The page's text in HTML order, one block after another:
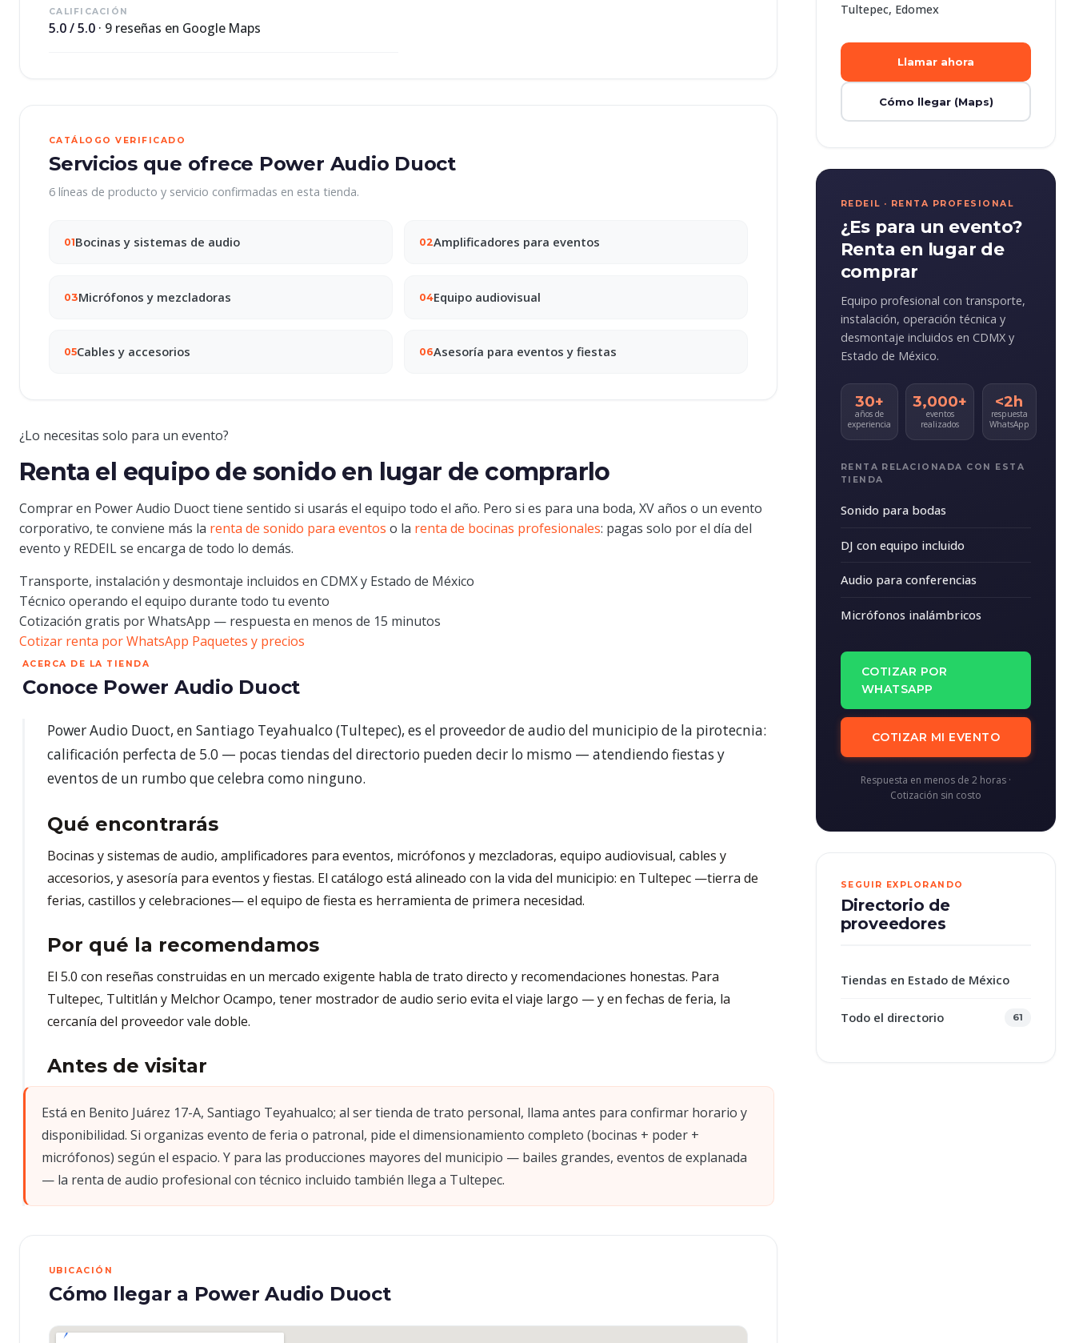
CALIFICACIÓN
5.0 / 5.0 · 9 reseñas en Google Maps
CATÁLOGO VERIFICADO
Servicios que ofrece Power Audio Duoct
6 líneas de producto y servicio confirmadas en esta tienda.
01Bocinas y sistemas de audio 02Amplificadores para eventos
03Micrófonos y mezcladoras 04Equipo audiovisual
05Cables y accesorios 06Asesoría para eventos y fiestas
¿Lo necesitas solo para un evento?
Renta el equipo de sonido en lugar de comprarlo
Comprar en Power Audio Duoct tiene sentido si usarás el equipo todo el año. Pero si es para una boda, XV años o un evento
corporativo, te conviene más la renta de sonido para eventos o la renta de bocinas profesionales: pagas solo por el día del
evento y REDEIL se encarga de todo lo demás.
Transporte, instalación y desmontaje incluidos en CDMX y Estado de México
Técnico operando el equipo durante todo tu evento
Cotización gratis por WhatsApp — respuesta en menos de 15 minutos
Cotizar renta por WhatsApp Paquetes y precios
ACERCA DE LA TIENDA
Conoce Power Audio Duoct
Power Audio Duoct, en Santiago Teyahualco (Tultepec), es el proveedor de audio del municipio de la pirotecnia:
calificación perfecta de 5.0 — pocas tiendas del directorio pueden decir lo mismo — atendiendo fiestas y
eventos de un rumbo que celebra como ninguno.
Qué encontrarás
Bocinas y sistemas de audio, amplificadores para eventos, micrófonos y mezcladoras, equipo audiovisual, cables y
accesorios, y asesoría para eventos y fiestas. El catálogo está alineado con la vida del municipio: en Tultepec —tierra de
ferias, castillos y celebraciones— el equipo de fiesta es herramienta de primera necesidad.
Por qué la recomendamos
El 5.0 con reseñas construidas en un mercado exigente habla de trato directo y recomendaciones honestas. Para
Tultepec, Tultitlán y Melchor Ocampo, tener mostrador de audio serio evita el viaje largo — y en fechas de feria, la
cercanía del proveedor vale doble.
Antes de visitar
Está en Benito Juárez 17-A, Santiago Teyahualco; al ser tienda de trato personal, llama antes para confirmar horario y
disponibilidad. Si organizas evento de feria o patronal, pide el dimensionamiento completo (bocinas + poder +
micrófonos) según el espacio. Y para las producciones mayores del municipio — bailes grandes, eventos de explanada
— la renta de audio profesional con técnico incluido también llega a Tultepec.
UBICACIÓN
Cómo llegar a Power Audio Duoct
Tultepec, Edomex
Llamar ahora
Cómo llegar (Maps)
REDEIL · RENTA PROFESIONAL
¿Es para un evento?
Renta en lugar de
comprar
Equipo profesional con transporte,
instalación, operación técnica y
desmontaje incluidos en CDMX y
Estado de México.
30+
años de
experiencia
3,000+
eventos
realizados
<2h
respuesta
WhatsApp
RENTA RELACIONADA CON ESTA
TIENDA
Sonido para bodas
DJ con equipo incluido
Audio para conferencias
Micrófonos inalámbricos
COTIZAR POR
WHATSAPP
COTIZAR MI EVENTO
Respuesta en menos de 2 horas ·
Cotización sin costo
SEGUIR EXPLORANDO
Directorio de
proveedores
Tiendas en Estado de México
Todo el directorio 61